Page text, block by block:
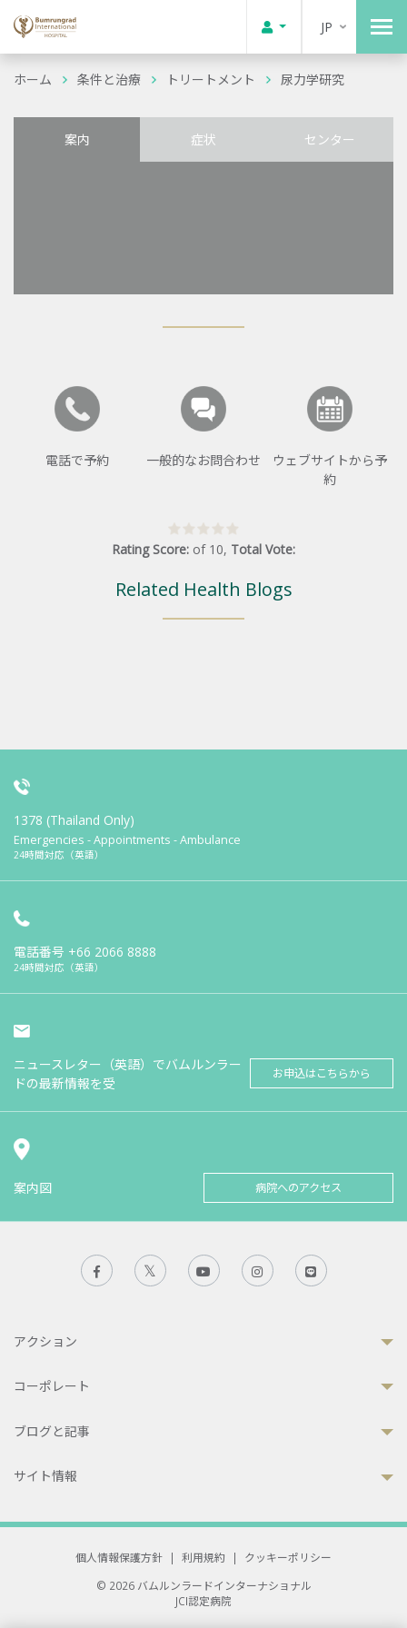
JP
ホーム 条件と治療 トリートメント 尿力学研究
案内 症状 センター
電話で予約 一般的なお問合わせ
ウェブサイトから予
約
Rating Score: of 10, Total Vote:
Related Health Blogs
1378 (Thailand Only)
Emergencies - Appointments - Ambulance
24時間対応（英語）
電話番号 +66 2066 8888
24時間対応（英語）
ニュースレター（英語）でバムルンラー
ドの最新情報を受
お申込はこちらから
案内図 病院へのアクセス
アクション
コーポレート
ブログと記事
サイト情報
個人情報保護方針 | 利用規約 |
クッキーポリシー
© 2026 バムルンラードインターナショナル
JCI認定病院